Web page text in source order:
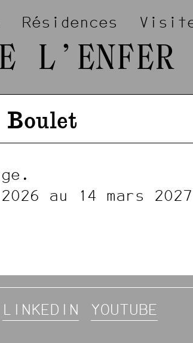
Résidences
L’ENFER
Boulet
au 14 mars 2027
LINKEDIN YOUTUBE